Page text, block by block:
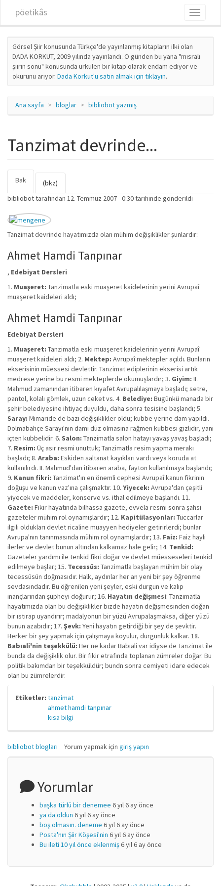
pöetikâs
Toggle
Görsel Şiir konusunda Türkçe'de yayınlanmış kitapların ilki olan
DADA KORKUT, 2009 yılında yayınlandı. O günden bu yana "mısralı
şiirin sonu" konusunda ürkülen bir kitap olarak endam ediyor ve
okurunu arıyor. Dada Korkut'u satın almak için tıklayın.
Ana sayfa bloglar bibliobot yazmış
Tanzimat devrinde...
Birincil sekmeler
Bak
sekme)
(bkz)
bibliobottarafından 12. Temmuz 2007 - 0:30 tarihinde gönderildi
Tanzimat devrinde hayatımızda olan mühim değişiklikler şunlardır:
Ahmet Hamdi Tanpınar
, Edebiyat Dersleri
1. Muaşeret: Tanzimatla eski muaşeret kaidelerinin yerini Avrupaî
muaşeret kaideleri aldı;
Ahmet Hamdi Tanpınar
Edebiyat Dersleri
1. Muaşeret: Tanzimatla eski muaşeret kaidelerinin yerini Avrupaî
muaşeret kaideleri aldı; 2. Mektep: Avrupaî mektepler açıldı. Bunların
ekserisinin müessesi devlettir. Tanzimat ediplerinin ekserisi artık
medrese yerine bu resmi mekteplerde okumuşlardır; 3. Giyim: II.
Mahmud zamanından itibaren kıyafet Avrupalılaşmaya başladı; setre,
pantol, kolalı gömlek, uzun ceket vs. 4. Belediye: Bugünkü manada bir
şehir belediyesine ihtiyaç duyuldu, daha sonra tesisine başlandı; 5.
Saray: Mimaride de bazı değişiklikler oldu; kubbe yerine dam yapıldı.
Dolmabahçe Sarayı'nın damı düz olmasına rağmen kubbesi gizlidir, yani
içten kubbelidir. 6. Salon: Tanzimatla salon hatayı yavaş yavaş başladı;
7. Resim: Üç asır resmi unuttuk; Tanzimatla resim yapma merakı
başladı; 8. Araba: Eskiden saltanat kayıkları vardı veya koruda at
kullanılırdı. II. Mahmud'dan itibaren araba, fayton kullanılmaya başlandı;
9. Kanun fikri: Tanzimat'ın en önemli cephesi Avrupaî kanun fikrinin
doğuşu ve kanun vaz'ına çalışmaktır. 10. Yiyecek: Avrupa'dan çeşitli
yiyecek ve maddeler, konserve vs. ithal edilmeye başlandı. 11.
Gazete: Fikir hayatında bilhassa gazete, evvela resmi sonra şahsi
gazeteler mühim rol oynamışlardır; 12. Kapitülasyonlar: Tüccarlar
ilgili oldukları devlet ricaline muayyen hediyeler getirirlerdi; bunlar
Avrupa'nın tanınmasında mühim rol oynamışlardır; 13. Faiz: Faiz hayli
ilerler ve devlet bunun altından kalkamaz hale gelir; 14. Tenkid:
Gazeteler yardımı ile tenkid fikri doğar ve devlet müesseseleri tenkid
edilmeye başlar; 15. Tecessüs: Tanzimatla başlayan mühim bir olay
tecessüsün doğmasıdır. Halk, aydınlar her an yeni bir şey öğrenme
sevdasındadır. Bu öğrenilen yeni şeyler, eski durgun ve kalıp
inançlarından şüpheyi doğurur; 16. Hayatın değişmesi: Tanzimatla
hayatımızda olan bu değişiklikler bizde hayatın değişmesinden doğan
bir ıstırap uyandırır; madalyonun bir yüzü Avrupalaşmaksa, diğer yüzü
bunun azabıdır; 17. Şevk: Yeni hayatın getirdiği bir şey de şevktir.
Herker bir şey yapmak için çalışmaya koyulur, durgunluk kalkar. 18.
Babıali'nin teşekkülü: Her ne kadar Babıali var idiyse de Tanzimat ile
bunda da değişiklik olur. Bir fikir etrafında toplanan zümreler doğar. Bu
politik bakımdan bir teşekküldür; bundn sonra cemiyeti idare edecek
olan bu zümrelerdir.
Etiketler: tanzimat
ahmet hamdi tanpınar
kısa bilgi
bibliobot blogları Yorum yapmak için giriş yapın
Yorumlar
başka türlü bir denemee 6 yıl 6 ay önce
ya da oldun 6 yıl 6 ay önce
boş olmasın. deneme 6 yıl 6 ay önce
Posta'nın Şiir Köşesi'nin 6 yıl 6 ay önce
Bu ileti 10 yıl önce eklenmiş6 yıl 6 ay önce